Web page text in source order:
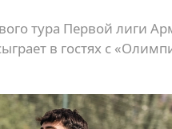
тура Первой лиги
в гостях с